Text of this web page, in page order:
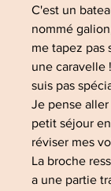
C'est un
nommé
me tapez pas
une caravelle
suis pas
Je pense
petit séjour
réviser mes
La broche
a une partie